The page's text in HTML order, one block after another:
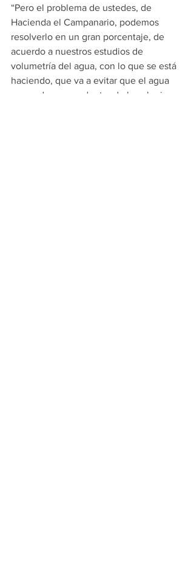
“Pero el problema de ustedes, de
Hacienda el Campanario, podemos
resolverlo en un gran porcentaje, de
acuerdo a nuestros estudios de
volumetría del agua, con lo que se está
haciendo, que va a evitar que el agua
se conduzca por dentro de la colonia; y